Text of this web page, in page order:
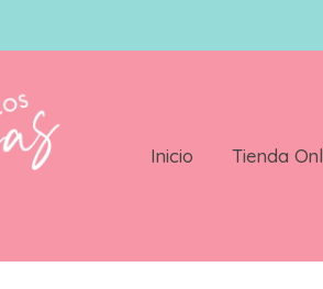
Inicio Tienda
The Gel Polish Esmalte